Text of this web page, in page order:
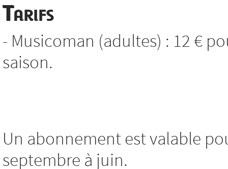
Tarifs
- Musicoman (adultes) : 12 €
saison.
Un abonnement est valable
septembre à juin.